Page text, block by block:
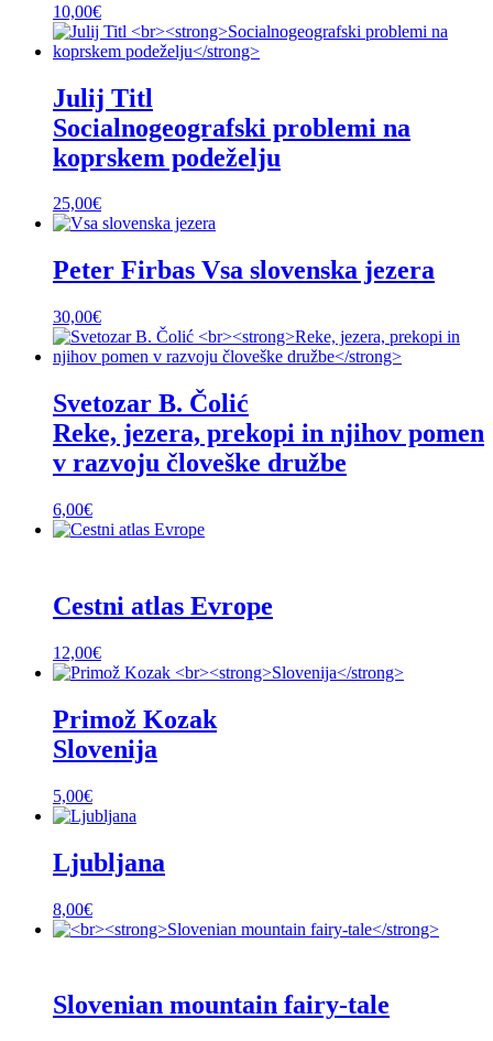
10,00€
Julij Titl
Socialnogeografski problemi na
koprskem podeželju
25,00€
Peter Firbas Vsa slovenska jezera
30,00€
Svetozar B. Čolić
Reke, jezera, prekopi in njihov pomen
v razvoju človeške družbe
6,00€
Cestni atlas Evrope
12,00€
Primož Kozak
Slovenija
5,00€
Ljubljana
8,00€
Slovenian mountain fairy-tale